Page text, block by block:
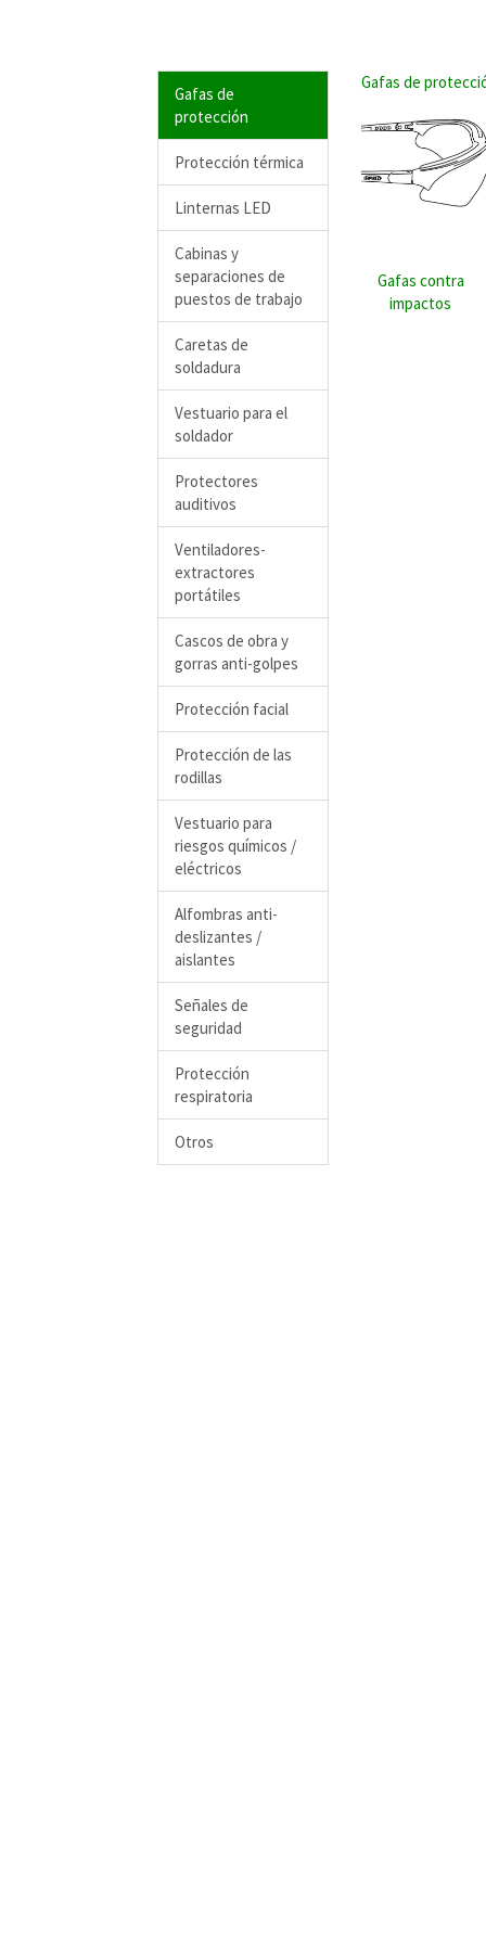
Gafas de
protección
Protección térmica
Linternas LED
Cabinas y
separaciones de
puestos de trabajo
Caretas de
soldadura
Vestuario para el
soldador
Protectores
auditivos
Ventiladores-
extractores
portátiles
Cascos de obra y
gorras anti-golpes
Protección facial
Protección de las
rodillas
Vestuario para
riesgos químicos /
eléctricos
Alfombras anti-
deslizantes /
aislantes
Señales de
seguridad
Protección
respiratoria
Otros
Gafas de
Gafas contra
impactos